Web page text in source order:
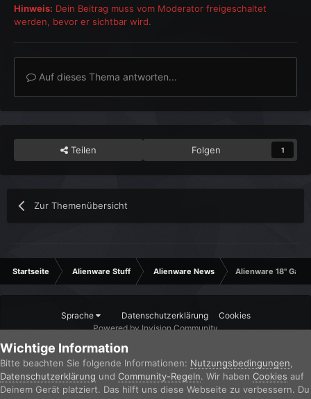
Hinweis: Dein Beitrag muss vom Moderator freigeschaltet
werden, bevor er sichtbar wird.
Auf dieses Thema antworten...
Teilen Folgen 1
Zur Themenübersicht
Startseite Alienware Stuff Alienware News Alienware 18"
Sprache Datenschutzerklärung
Cookies
Powered by Invision Community
Wichtige Information
Bitte beachten Sie folgende Informationen: Nutzungsbedingungen
Datenschutzerklärung und Community-Regeln. Wir haben Cookies auf
Deinem Gerät platziert. Das hilft uns diese Webseite zu verbessern. Du